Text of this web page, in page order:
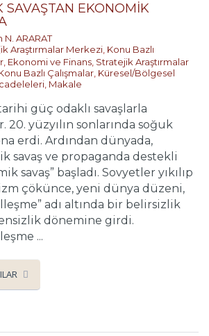
SAVAŞTAN EKONOMİK
N. ARARAT
Araştırmalar Merkezi, Konu Bazlı
, Ekonomi ve Finans, Stratejik Araştırmalar
Bazlı Çalışmalar, Küresel/Bölgesel
, Makale
güç odaklı savaşlarla
20. yüzyılın sonlarında soğuk
erdi. Ardından dünyada,
savaş ve propaganda destekli
savaş” başladı. Sovyetler yıkılıp
çökünce, yeni dünya düzeni,
adı altında bir belirsizlik
dönemine girdi.
...